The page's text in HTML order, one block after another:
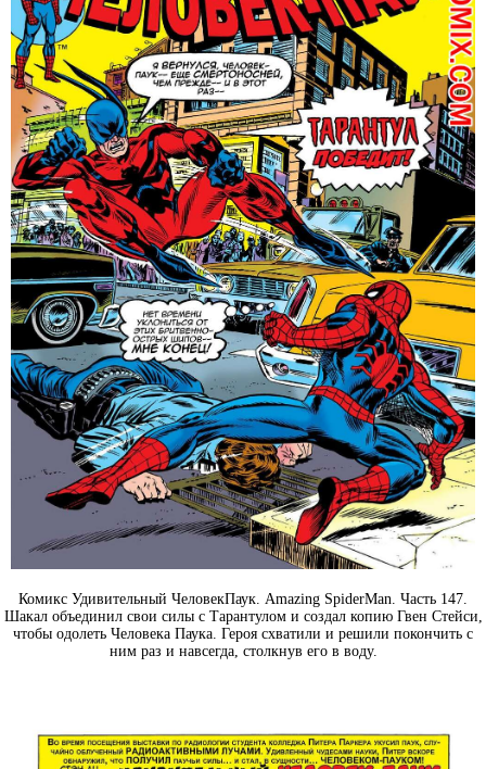
Комикс Удивительный ЧеловекПаук. Amazing SpiderMan. Часть 147.
Шакал объединил свои силы с Тарантулом и создал копию Гвен Стейси,
чтобы одолеть Человека Паука. Героя схватили и решили покончить с
ним раз и навсегда, столкнув его в воду.